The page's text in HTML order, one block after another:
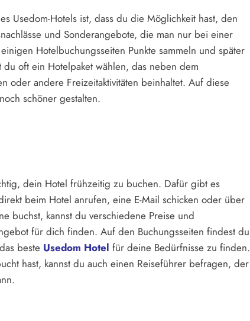
Usedom-Hotels ist, dass du die Möglichkeit hast, den
und Sonderangebote, die man nur bei einer
Hotelbuchungsseiten Punkte sammeln und später
oft ein Hotelpaket wählen, das neben dem
oder andere Freizeitaktivitäten beinhaltet. Auf diese
schöner gestalten.
dein Hotel frühzeitig zu buchen. Dafür gibt es
beim Hotel anrufen, eine E-Mail schicken oder über
buchst, kannst du verschiedene Preise und
für dich finden. Auf den Buchungsseiten findest du
beste Usedom Hotel für deine Bedürfnisse zu finden.
hast, kannst du auch einen Reiseführer befragen, der